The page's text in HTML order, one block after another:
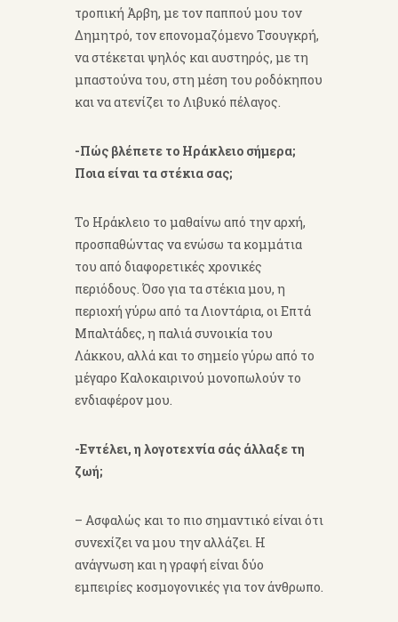
τροπική Άρβη, με τον παππού μου τον
Δημητρό, τον επονομαζόμενο Τσουγκρή,
να στέκεται ψηλός και αυστηρός, με τη
μπαστούνα του, στη μέση του ροδόκηπου
και να ατενίζει το Λιβυκό πέλαγος.
-Πώς βλέπετε το Ηράκλειο σήμερα;
Ποια είναι τα στέκια σας;
Το Ηράκλειο το μαθαίνω από την αρχή,
προσπαθώντας να ενώσω τα κομμάτια
του από διαφορετικές χρονικές
περιόδους. Όσο για τα στέκια μου, η
περιοχή γύρω από τα Λιοντάρια, οι Επτά
Μπαλτάδες, η παλιά συνοικία του
Λάκκου, αλλά και το σημείο γύρω από το
μέγαρο Καλοκαιρινού μονοπωλούν το
ενδιαφέρον μου.
-Εντέλει, η λογοτεχνία σάς άλλαξε τη
ζωή;
– Ασφαλώς και το πιο σημαντικό είναι ότι
συνεχίζει να μου την αλλάζει. Η
ανάγνωση και η γραφή είναι δύο
εμπειρίες κοσμογονικές για τον άνθρωπο.